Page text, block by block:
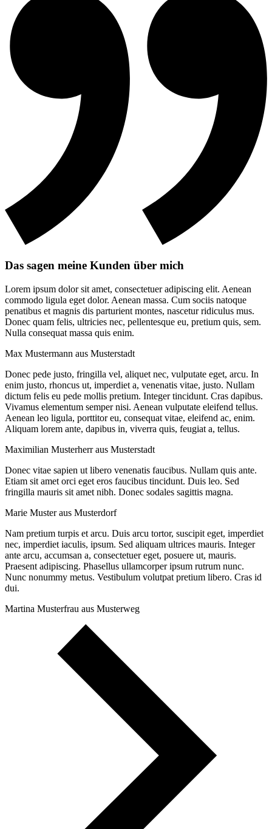
Das sagen meine Kunden über mich
Lorem ipsum dolor sit amet, consectetuer adipiscing elit. Aenean
commodo ligula eget dolor. Aenean massa. Cum sociis natoque
penatibus et magnis dis parturient montes, nascetur ridiculus mus.
Donec quam felis, ultricies nec, pellentesque eu, pretium quis, sem.
Nulla consequat massa quis enim.
Max Mustermann aus Musterstadt
Donec pede justo, fringilla vel, aliquet nec, vulputate eget, arcu. In
enim justo, rhoncus ut, imperdiet a, venenatis vitae, justo. Nullam
dictum felis eu pede mollis pretium. Integer tincidunt. Cras dapibus.
Vivamus elementum semper nisi. Aenean vulputate eleifend tellus.
Aenean leo ligula, porttitor eu, consequat vitae, eleifend ac, enim.
Aliquam lorem ante, dapibus in, viverra quis, feugiat a, tellus.
Maximilian Musterherr aus Musterstadt
Donec vitae sapien ut libero venenatis faucibus. Nullam quis ante.
Etiam sit amet orci eget eros faucibus tincidunt. Duis leo. Sed
fringilla mauris sit amet nibh. Donec sodales sagittis magna.
Marie Muster aus Musterdorf
Nam pretium turpis et arcu. Duis arcu tortor, suscipit eget, imperdiet
nec, imperdiet iaculis, ipsum. Sed aliquam ultrices mauris. Integer
ante arcu, accumsan a, consectetuer eget, posuere ut, mauris.
Praesent adipiscing. Phasellus ullamcorper ipsum rutrum nunc.
Nunc nonummy metus. Vestibulum volutpat pretium libero. Cras id
dui.
Martina Musterfrau aus Musterweg